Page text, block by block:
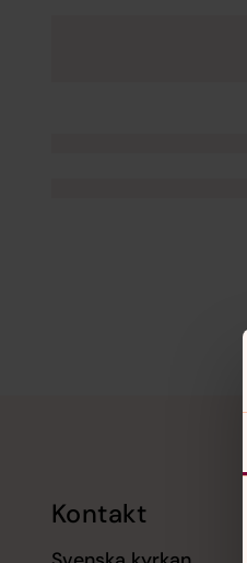
Kontakt